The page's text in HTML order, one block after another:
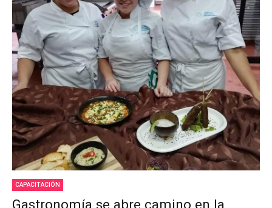
CAPACITACIÓN
Gastronomía se abre camino en la